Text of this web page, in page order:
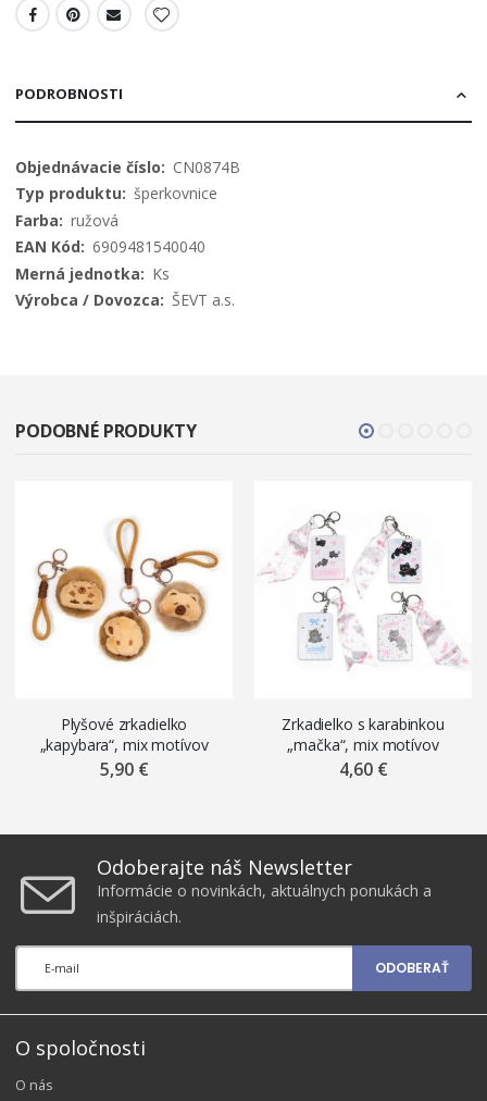
PODROBNOSTI
Viac
informácií
CN0874B
šperkovnice
ružová
6909481540040
Ks
ŠEVT a.s.
PODOBNÉ PRODUKTY
Plyšové zrkadielko
„kapybara“, mix motívov
5,90 €
Zrkadielko s karabinkou
„mačka“, mix motívov
4,60 €
Odoberajte náš Newsletter
Informácie o novinkách, aktuálnych ponukách a
inšpiráciách.
ODOBERAŤ
O spoločnosti
O nás